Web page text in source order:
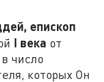
епископ
I века от
число
которых Он